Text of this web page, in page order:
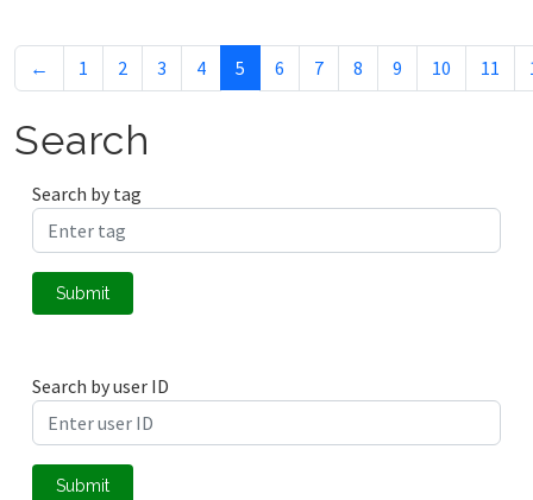
← 1 2 3 4 5 6 7 8 9 10 11
Search
Search by tag
Submit
Search by user ID
Submit